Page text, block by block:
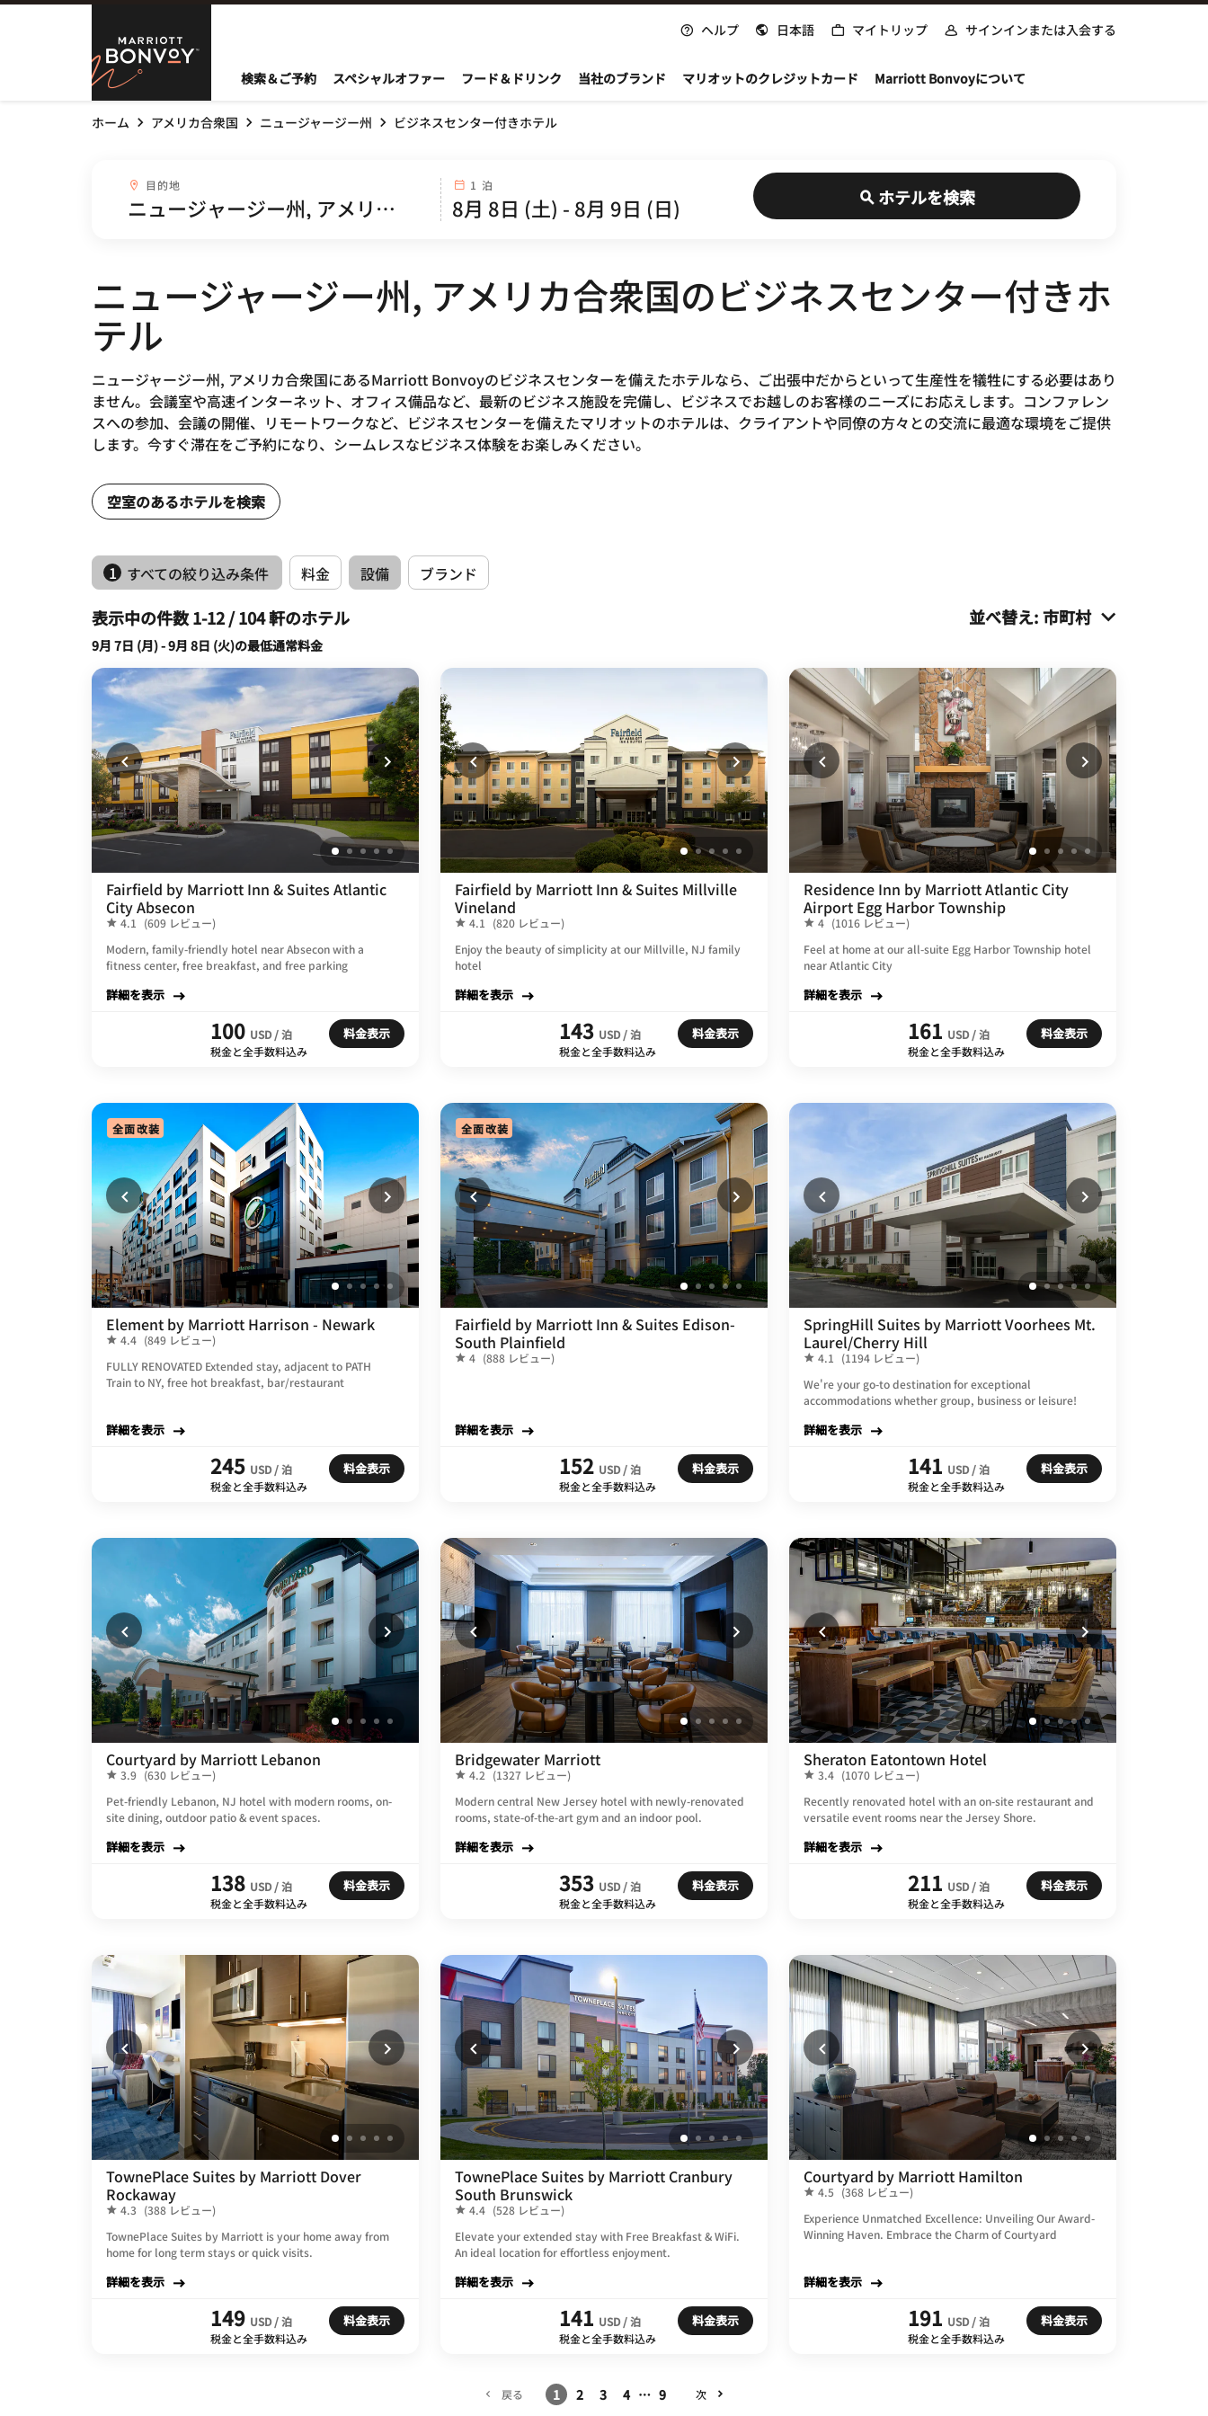
Skip to Content
Marriott Bonvoy
ヘルプ 日本語 マイトリップ サインインまたは入会する
検索＆ご予約 スペシャルオファー フード＆ドリンク 当社のブランド マリオットのクレジットカード Marriott Bonvoyについて
ホーム アメリカ合衆国 ニュージャージー州 ビジネスセンター付きホテル
目的地combobox
目的地 1 泊 ホテルを検索
ニュージャージー州, アメリカ合衆国のビジネスセンター付きホ
テル
ニュージャージー州, アメリカ合衆国にあるMarriott Bonvoyのビジネスセンターを備えたホテルなら、ご出張中だからといって生産性を犠牲にする必要はあり
ません。会議室や高速インターネット、オフィス備品など、最新のビジネス施設を完備し、ビジネスでお越しのお客様のニーズにお応えします。コンファレン
スへの参加、会議の開催、リモートワークなど、ビジネスセンターを備えたマリオットのホテルは、クライアントや同僚の方々との交流に最適な環境をご提供
します。今すぐ滞在をご予約になり、シームレスなビジネス体験をお楽しみください。
空室のあるホテルを検索
1 すべての絞り込み条件 料金 設備 ブランド
表示中の件数 1-12 / 104 軒のホテル 並べ替え:市町村
9月 7日 (月) - 9月 8日 (火)の最低通常料金
Fairfield by Marriott Inn & Suites Atlantic
City Absecon
4.1
(609 レビュー)
Modern, family-friendly hotel near Absecon with a
fitness center, free breakfast, and free parking
詳細を表示
100 USD / 泊
税金と全手数料込み
料金表示
Fairfield by Marriott Inn & Suites Millville
Vineland
4.1
(820 レビュー)
Enjoy the beauty of simplicity at our Millville, NJ family
hotel
詳細を表示
143 USD / 泊
税金と全手数料込み
料金表示
Residence Inn by Marriott Atlantic City
Airport Egg Harbor Township
4 (1016 レビュー)
Feel at home at our all-suite Egg Harbor Township hotel
near Atlantic City
詳細を表示
161 USD / 泊
税金と全手数料込み
料金表示
全面改装
Element by Marriott Harrison - Newark
4.4 (849 レビュー)
FULLY RENOVATED Extended stay, adjacent to PATH
Train to NY, free hot breakfast, bar/restaurant
詳細を表示
245 USD / 泊
税金と全手数料込み
料金表示
全面改装
Fairfield by Marriott Inn & Suites Edison-
South Plainfield
4 (888 レビュー)
詳細を表示
152 USD / 泊
税金と全手数料込み
料金表示
SpringHill Suites by Marriott Voorhees Mt.
Laurel/Cherry Hill
4.1
(1194 レビュー)
We're your go-to destination for exceptional
accommodations whether group, business or leisure!
詳細を表示
141 USD / 泊
税金と全手数料込み
料金表示
Courtyard by Marriott Lebanon
3.9 (630 レビュー)
Pet-friendly Lebanon, NJ hotel with modern rooms, on-
site dining, outdoor patio & event spaces.
詳細を表示
138 USD / 泊
税金と全手数料込み
料金表示
Bridgewater Marriott
4.2 (1327 レビュー)
Modern central New Jersey hotel with newly-renovated
rooms, state-of-the-art gym and an indoor pool.
詳細を表示
353 USD / 泊
税金と全手数料込み
料金表示
Sheraton Eatontown Hotel
3.4 (1070 レビュー)
Recently renovated hotel with an on-site restaurant and
versatile event rooms near the Jersey Shore.
詳細を表示
211 USD / 泊
税金と全手数料込み
料金表示
TownePlace Suites by Marriott Dover
Rockaway
4.3 (388 レビュー)
TownePlace Suites by Marriott is your home away from
home for long term stays or quick visits.
詳細を表示
149 USD / 泊
税金と全手数料込み
料金表示
TownePlace Suites by Marriott Cranbury
South Brunswick
4.4 (528 レビュー)
Elevate your extended stay with Free Breakfast & WiFi.
An ideal location for effortless enjoyment.
詳細を表示
141 USD / 泊
税金と全手数料込み
料金表示
Courtyard by Marriott Hamilton
4.5 (368 レビュー)
Experience Unmatched Excellence: Unveiling Our Award-
Winning Haven. Embrace the Charm of Courtyard
詳細を表示
191 USD / 泊
税金と全手数料込み
料金表示
戻る 1 2 3 4 … 9 次